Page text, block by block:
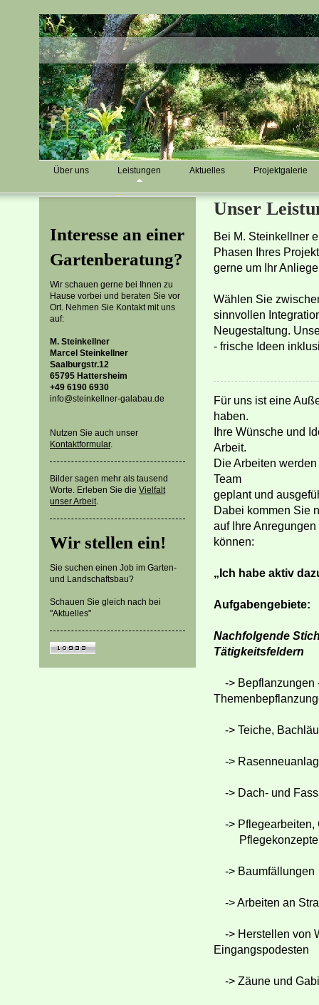
Über uns Leistungen Aktuelles Projektgalerie
Interesse an einer
Gartenberatung?
Wir schauen gerne bei Ihnen zu
Hause vorbei und beraten Sie vor
Ort. Nehmen Sie Kontakt mit uns
auf:
M. Steinkellner
Marcel Steinkellner
Saalburgstr.12
65795 Hattersheim
+49 6190 6930
info@steinkellner-galabau.de
Nutzen Sie auch unser
Kontaktformular.
Bilder sagen mehr als tausend
Worte. Erleben Sie die Vielfalt
unser Arbeit.
Wir stellen ein!
Sie suchen einen Job im Garten-
und Landschaftsbau?
Schauen Sie gleich nach bei
"Aktuelles"
Unser
Bei M. Steinkellner
Phasen Ihres
gerne um Ihr
Wählen Sie
sinnvollen
Neugestaltung.
- frische Ideen
Für uns ist eine
haben.
Ihre Wünsche und
Arbeit.
Die Arbeiten
Team
geplant und
Dabei kommen Sie
auf Ihre
können:
„Ich habe aktiv
Aufgabengebiete:
Nachfolgende
Tätigkeitsfeldern
-> Bepflanzungen
-> Teiche,
->
-> Dach- und
-> Pflegearbeiten,
-> Baumfällungen
-> Arbeiten an
-> Herstellen von
Eingangspodesten
-> Zäune und